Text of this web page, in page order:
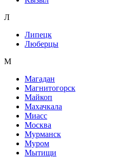
Л
Липецк
Люберцы
М
Магадан
Магнитогорск
Майкоп
Махачкала
Миасс
Москва
Мурманск
Муром
Мытищи